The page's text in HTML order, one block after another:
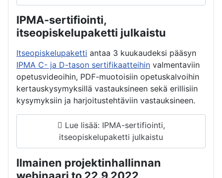
IPMA-sertifiointi,
itseopiskelupaketti julkaistu
Itseopiskelupaketti antaa 3 kuukaudeksi pääsyn
IPMA C- ja D-tason sertifikaatteihin valmentaviin
opetusvideoihin, PDF-muotoisiin opetuskalvoihin
kertauskysymyksillä vastauksineen sekä erillisiin
kysymyksiin ja harjoitustehtäviin vastauksineen.
Lue lisää: IPMA-sertifiointi,
itseopiskelupaketti julkaistu
Ilmainen projektinhallinnan